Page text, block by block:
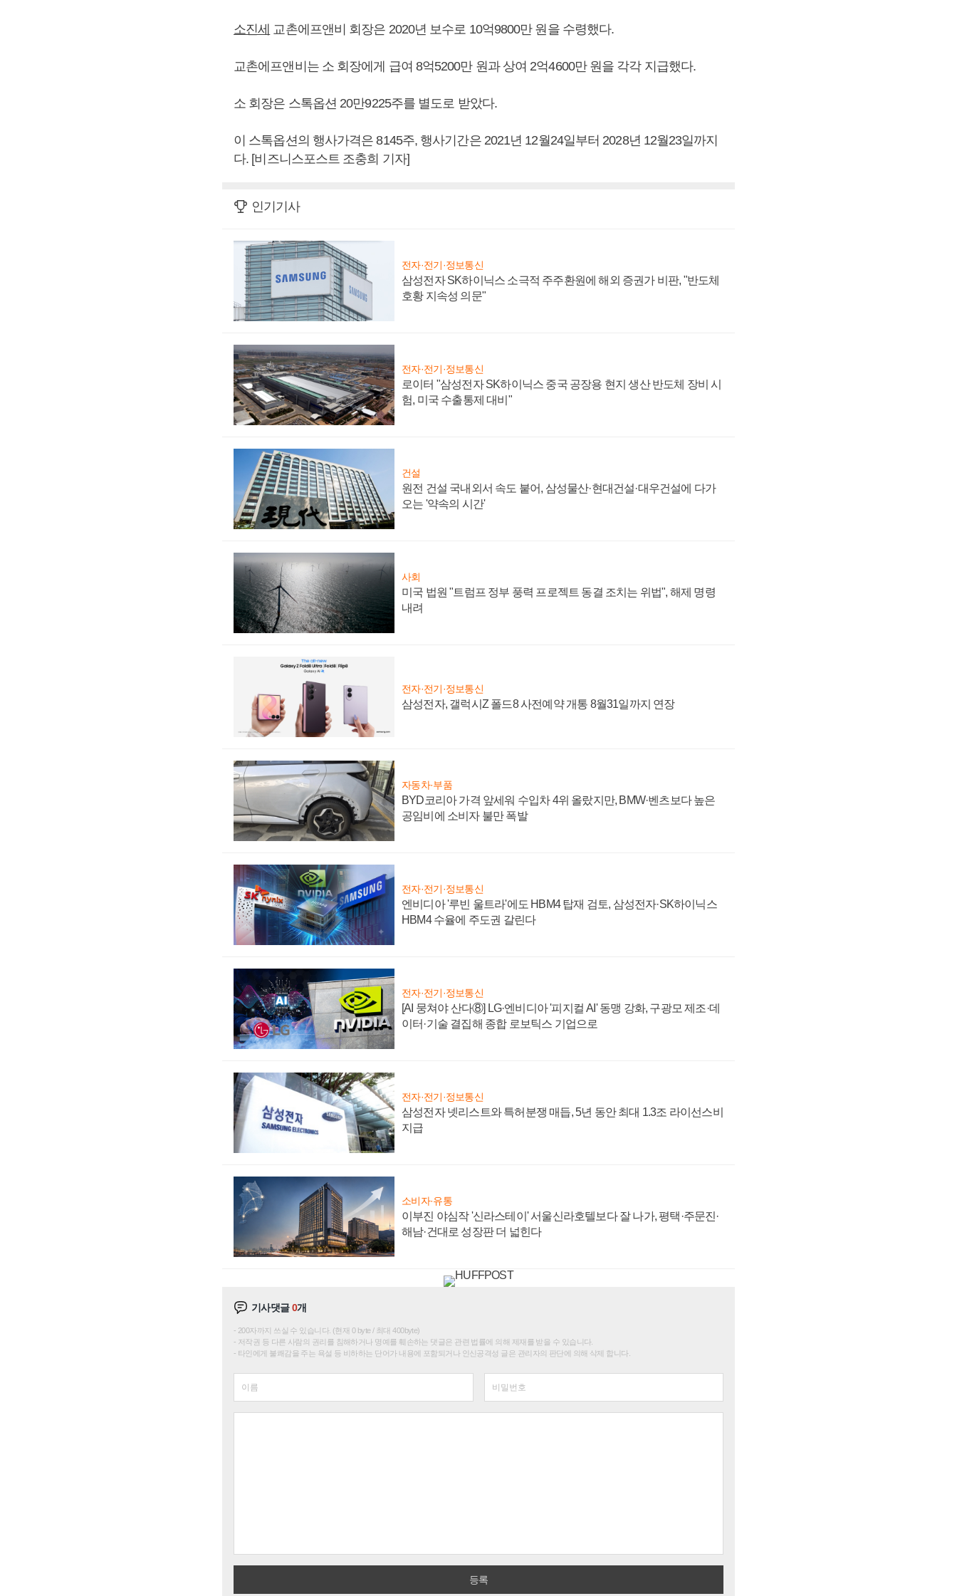
소진세 교촌에프앤비 회장은 2020년 보수로 10억9800만 원을 수령했다.
교촌에프앤비는 소 회장에게 급여 8억5200만 원과 상여 2억4600만 원을 각각 지급했다.
소 회장은 스톡옵션 20만9225주를 별도로 받았다.
이 스톡옵션의 행사가격은 8145주, 행사기간은 2021년 12월24일부터 2028년 12월23일까지
다. [비즈니스포스트 조충희 기자]
인기기사
전자·전기·정보통신
삼성전자 SK하이닉스 소극적 주주환원에 해외 증권가 비판, "반도체
호황 지속성 의문"
전자·전기·정보통신
로이터 "삼성전자 SK하이닉스 중국 공장용 현지 생산 반도체 장비 시
험, 미국 수출통제 대비"
건설
원전 건설 국내외서 속도 붙어, 삼성물산·현대건설·대우건설에 다가
오는 '약속의 시간'
사회
미국 법원 "트럼프 정부 풍력 프로젝트 동결 조치는 위법", 해제 명령
내려
전자·전기·정보통신
삼성전자, 갤럭시Z 폴드8 사전예약 개통 8월31일까지 연장
자동차·부품
BYD코리아 가격 앞세워 수입차 4위 올랐지만, BMW·벤츠보다 높은
공임비에 소비자 불만 폭발
전자·전기·정보통신
엔비디아 '루빈 울트라'에도 HBM4 탑재 검토, 삼성전자·SK하이닉스
HBM4 수율에 주도권 갈린다
전자·전기·정보통신
[AI 뭉쳐야 산다⑧] LG·엔비디아 '피지컬 AI' 동맹 강화, 구광모 제조·데
이터·기술 결집해 종합 로보틱스 기업으로
전자·전기·정보통신
삼성전자 넷리스트와 특허분쟁 매듭, 5년 동안 최대 1.3조 라이선스비
지급
소비자·유통
이부진 야심작 '신라스테이' 서울신라호텔보다 잘 나가, 평택·주문진·
해남·건대로 성장판 더 넓힌다
기사댓글0개
200자까지 쓰실 수 있습니다. (현재 0 byte / 최대 400byte)
저작권 등 다른 사람의 권리를 침해하거나 명예를 훼손하는 댓글은 관련 법률에 의해 제재를 받을 수 있습니다.
타인에게 불쾌감을 주는 욕설 등 비하하는 단어가 내용에 포함되거나 인신공격성 글은 관리자의 판단에 의해 삭제 합니다.